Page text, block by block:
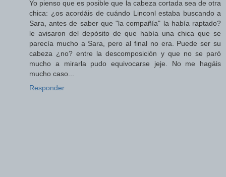
Yo pienso que es posible que la cabeza cortada sea de otra
chica: ¿os acordáis de cuándo Linconl estaba buscando a
Sara, antes de saber que "la compañía" la había raptado?
le avisaron del depósito de que había una chica que se
parecía mucho a Sara, pero al final no era. Puede ser su
cabeza ¿no? entre la descomposición y que no se paró
mucho a mirarla pudo equivocarse jeje. No me hagáis
mucho caso...
Responder